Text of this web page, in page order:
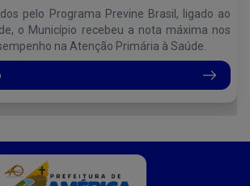
pelo Programa Previne Brasil, ligado ao
o Município recebeu a nota máxima nos
na Atenção Primária à Saúde.